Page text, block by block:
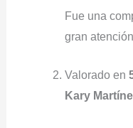
Fue una
gran
Valorado en
Kary